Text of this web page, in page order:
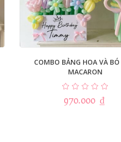
COMBO BẢNG HOA VÀ
MACARON
970.000 ₫